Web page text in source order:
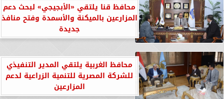
محافظ قنا يلتقي «الأبجيجي» لبحث دعم
المزارعين بالميكنة والأسمدة وفتح منافذ
جديدة
محافظ الغربية يلتقي المدير التنفيذي
للشركة المصرية للتنمية الزراعية لدعم
المزارعين